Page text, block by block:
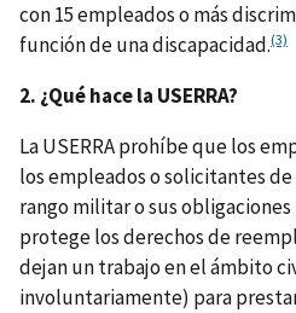
con 15 empleados o más
función de una discapacidad.(3)
2. ¿Qué hace la USERRA?
La USERRA prohíbe que los
los empleados o solicitantes
rango militar o sus
protege los derechos de
dejan un trabajo en el ámbito
involuntariamente) para